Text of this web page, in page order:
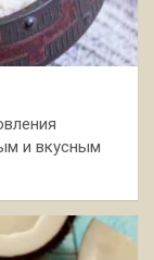
и вкусным